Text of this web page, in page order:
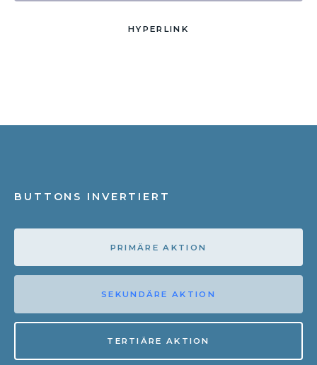
HYPERLINK
BUTTONS INVERTIERT
PRIMÄRE AKTION
SEKUNDÄRE AKTION
TERTIÄRE AKTION